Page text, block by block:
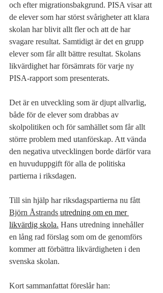
och efter migrationsbakgrund. PISA visar att
de elever som har störst svårigheter att klara
skolan har blivit allt fler och att de har
svagare resultat. Samtidigt är det en grupp
elever som får allt bättre resultat. Skolans
likvärdighet har försämrats för varje ny
PISA-rapport som presenterats.
Det är en utveckling som är djupt allvarlig,
både för de elever som drabbas av
skolpolitiken och för samhället som får allt
större problem med utanförskap. Att vända
den negativa utvecklingen borde därför vara
en huvuduppgift för alla de politiska
partierna i riksdagen.
Till sin hjälp har riksdagspartierna nu fått
Björn Åstrands utredning om en mer
likvärdig skola. Hans utredning innehåller
en lång rad förslag som om de genomförs
kommer att förbättra likvärdigheten i den
svenska skolan.
Kort sammanfattat föreslår han: